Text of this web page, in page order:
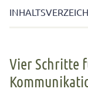
Ihrem
Forderungen
Vier Schritte